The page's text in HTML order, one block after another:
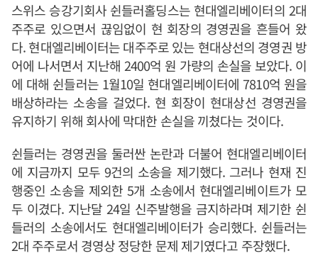
스위스 승강기회사 쉰들러홀딩스는 현대엘리베이터의 2대
주주로 있으면서 끊임없이 현 회장의 경영권을 흔들어 왔
다. 현대엘리베이터는 대주주로 있는 현대상선의 경영권 방
어에 나서면서 지난해 2400억 원 가량의 손실을 보았다. 이
에 대해 쉰들러는 1월10일 현대엘리베이터에 7810억 원을
배상하라는 소송을 걸었다. 현 회장이 현대상선 경영권을
유지하기 위해 회사에 막대한 손실을 끼쳤다는 것이다.
쉰들러는 경영권을 둘러싼 논란과 더불어 현대엘리베이터
에 지금까지 모두 9건의 소송을 제기했다. 그러나 현재 진
행중인 소송을 제외한 5개 소송에서 현대엘리베이트가 모
두 이겼다. 지난달 24일 신주발행을 금지하라며 제기한 쉰
들러의 소송에서도 현대엘리베이터가 승리했다. 쉰들러는
2대 주주로서 경영상 정당한 문제 제기였다고 주장했다.